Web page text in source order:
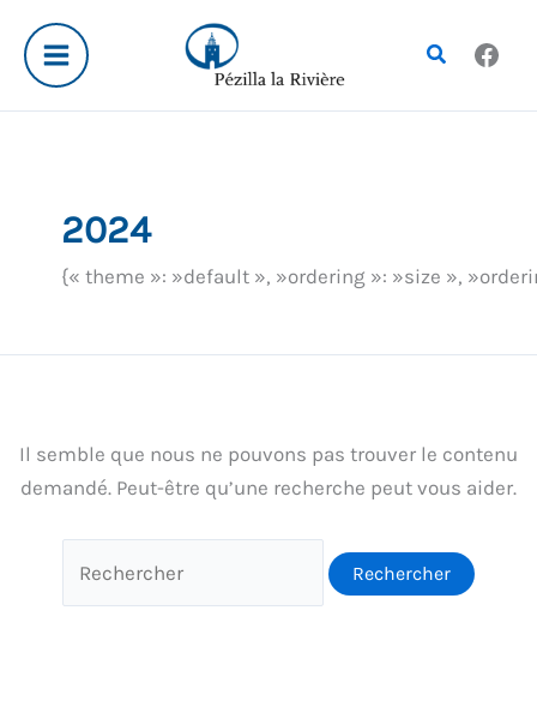
contenu
Rechercher
2024
{« theme »: »default », »ordering »: »size »,
Il semble que nous ne pouvons pas trouver le contenu
demandé. Peut-être qu’une recherche peut vous aider.